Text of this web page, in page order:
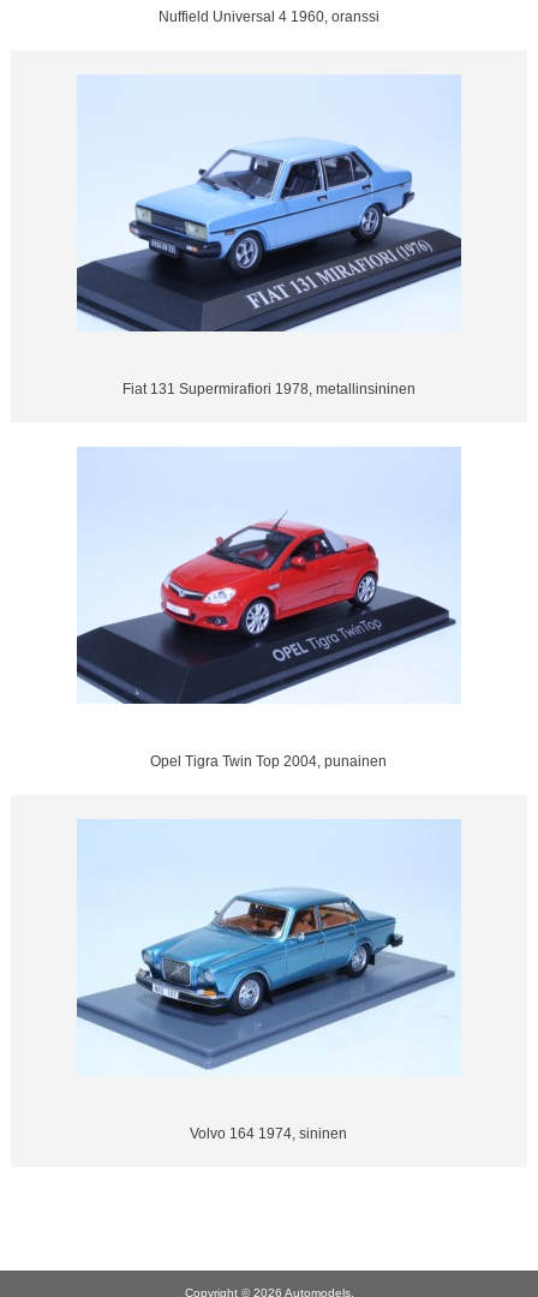
Nuffield Universal 4 1960, oranssi
Fiat 131 Supermirafiori 1978, metallinsininen
Opel Tigra Twin Top 2004, punainen
Volvo 164 1974, sininen
Copyright © 2026 Automodels.